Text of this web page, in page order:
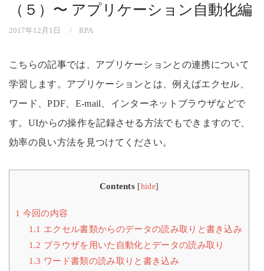
（５）〜 アプリケーション自動化編
2017年12月1日 RPA
こちらの記事では、アプリケーションとの連携について
学習します。アプリケーションとは、例えばエクセル、
ワード、PDF、E-mail、インターネットブラウザなどで
す。UIからの操作を記録させる方法でもできますので、
効率の良い方法を見つけてください。
Contents [hide]
1 今回の内容
1.1 エクセル書類からのデータの読み取りと書き込み
1.2 ブラウザを用いた自動化とデータの読み取り
1.3 ワード書類の読み取りと書き込み